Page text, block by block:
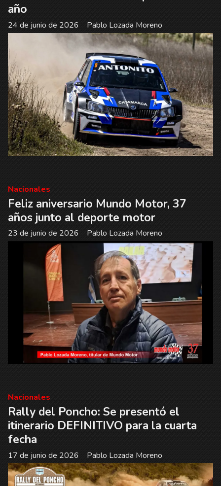
año
Pablo Lozada Moreno
24 de junio de 2026
Feliz aniversario Mundo Motor, 37
años junto al deporte motor
Pablo Lozada Moreno
Nacionales
23 de junio de 2026
Rally del Poncho: Se presentó el
itinerario DEFINITIVO para la cuarta
fecha
Pablo Lozada Moreno
Nacionales
17 de junio de 2026